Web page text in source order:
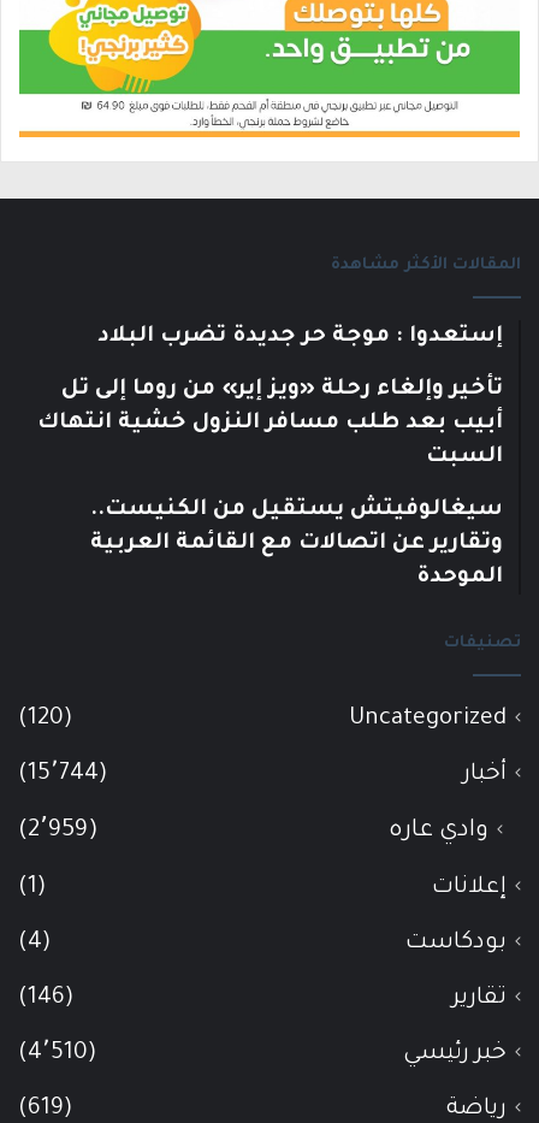
المقالات الأكثر مشاهدة
إستعدوا : موجة حر جديدة تضرب البلاد
تأخير وإلغاء رحلة «ويز إير» من روما إلى تل
أبيب بعد طلب مسافر النزول خشية انتهاك
السبت
سيغالوفيتش يستقيل من الكنيست..
وتقارير عن اتصالات مع القائمة العربية
الموحدة
تصنيفات
Uncategorized
(120)
أخبار (15٬744)
وادي عاره (2٬959)
إعلانات (1)
بودكاست (4)
تقارير (146)
خبر رئيسي (4٬510)
رياضة (619)